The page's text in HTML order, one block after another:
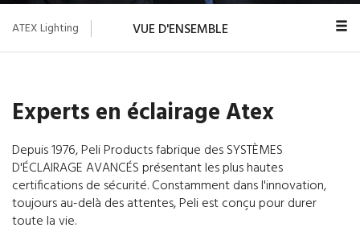
ATEX Lighting VUE D'ENSEMBLE
CODIFICATION ATEX
Torches
Experts en éclairage Atex
Depuis 1976, Peli Products fabrique des SYSTÈMES
D'ÉCLAIRAGE AVANCÉS présentant les plus hautes
certifications de sécurité. Constamment dans l'innovation,
toujours au-delà des attentes, Peli est conçu pour durer
toute la vie.